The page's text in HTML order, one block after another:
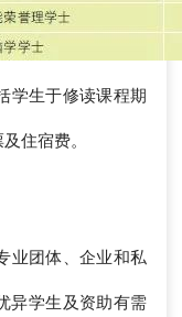
学生于修读课程期
住宿费。
业团体、企业和私
异学生及资助有需